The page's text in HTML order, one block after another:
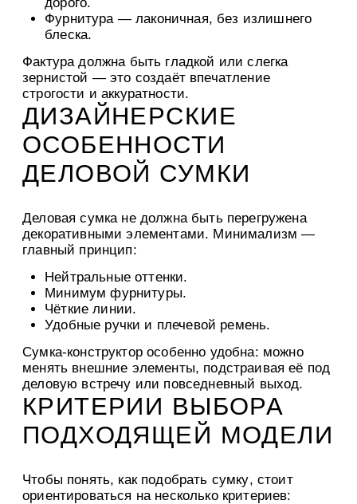
Фурнитура — лаконичная, без излишнего
блеска.
Фактура должна быть гладкой или слегка
зернистой — это создаёт впечатление
строгости и аккуратности.
ДИЗАЙНЕРСКИЕ
ОСОБЕННОСТИ
ДЕЛОВОЙ СУМКИ
Деловая сумка не должна быть перегружена
декоративными элементами. Минимализм —
главный принцип:
Нейтральные оттенки.
Минимум фурнитуры.
Чёткие линии.
Удобные ручки и плечевой ремень.
Сумка-конструктор особенно удобна: можно
менять внешние элементы, подстраивая её под
деловую встречу или повседневный выход.
КРИТЕРИИ ВЫБОРА
ПОДХОДЯЩЕЙ МОДЕЛИ
Чтобы понять, как подобрать сумку, стоит
ориентироваться на несколько критериев: